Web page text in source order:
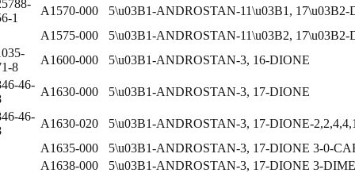
1
A1570-000
5\u03B1-ANDROSTAN-11\u03B1,
A1575-000
5\u03B1-ANDROSTAN-11\u03B2,
8
A1600-000
5\u03B1-ANDROSTAN-3, 16-DIONE
46-
A1630-000
5\u03B1-ANDROSTAN-3, 17-DIONE
46-
A1630-020
5\u03B1-ANDROSTAN-3, 17-DIONE-
A1635-000
5\u03B1-ANDROSTAN-3, 17-DIONE 3-0-
A1638-000
5\u03B1-ANDROSTAN-3, 17-DIONE 3-